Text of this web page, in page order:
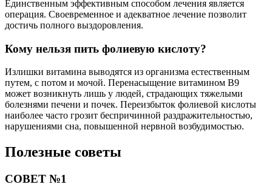
Единственным эффективным способом лечения является
операция. Своевременное и адекватное лечение позволит
достичь полного выздоровления.
Кому нельзя пить фолиевую кислоту?
Излишки витамина выводятся из организма естественным
путем, с потом и мочой. Перенасыщение витамином В9
может возникнуть лишь у людей, страдающих тяжелыми
болезнями печени и почек. Переизбыток фолиевой кислоты
наиболее часто грозит беспричинной раздражительностью,
нарушениями сна, повышенной нервной возбудимостью.
Полезные советы
СОВЕТ №1